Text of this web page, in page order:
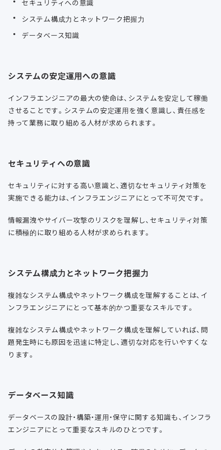
セキュリティへの意識
システム構成力とネットワーク把握力
データベース知識
システムの安定運用への意識
インフラエンジニアの最大の使命は、システムを安定して稼働
させることです。システムの安定運用を強く意識し、責任感を
持って業務に取り組める人材が求められます。
セキュリティへの意識
セキュリティに対する高い意識と、適切なセキュリティ対策を
実施できる能力は、インフラエンジニアにとって不可欠です。
情報漏洩やサイバー攻撃のリスクを理解し、セキュリティ対策
に積極的に取り組める人材が求められます。
システム構成力とネットワーク把握力
複雑なシステム構成やネットワーク構成を理解することは、イ
ンフラエンジニアにとって基本的かつ重要なスキルです。
複雑なシステム構成やネットワーク構成を理解していれば、問
題発生時にも原因を迅速に特定し、適切な対応を行いやすくな
ります。
データベース知識
データベースの設計・構築・運用・保守に関する知識も、インフラ
エンジニアにとって重要なスキルのひとつです。